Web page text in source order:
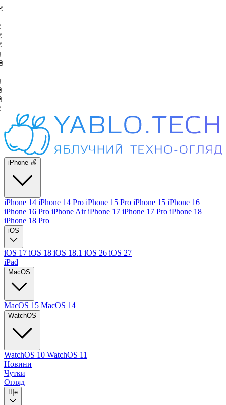
iPhone 🍏
iPhone 14 iPhone 14 Pro iPhone 15 Pro iPhone 15 iPhone 16
iPhone 16 Pro iPhone AiriPhone 17 iPhone 17 Pro iPhone 18
iPhone 18 Pro
iOS
iOS 17 iOS 18 iOS 18.1 iOS 26 iOS 27
iPad
MacOS
MacOS 15 MacOS 14
WatchOS
WatchOS 10 WatchOS 11
Новини
Чутки
Огляд
Ще